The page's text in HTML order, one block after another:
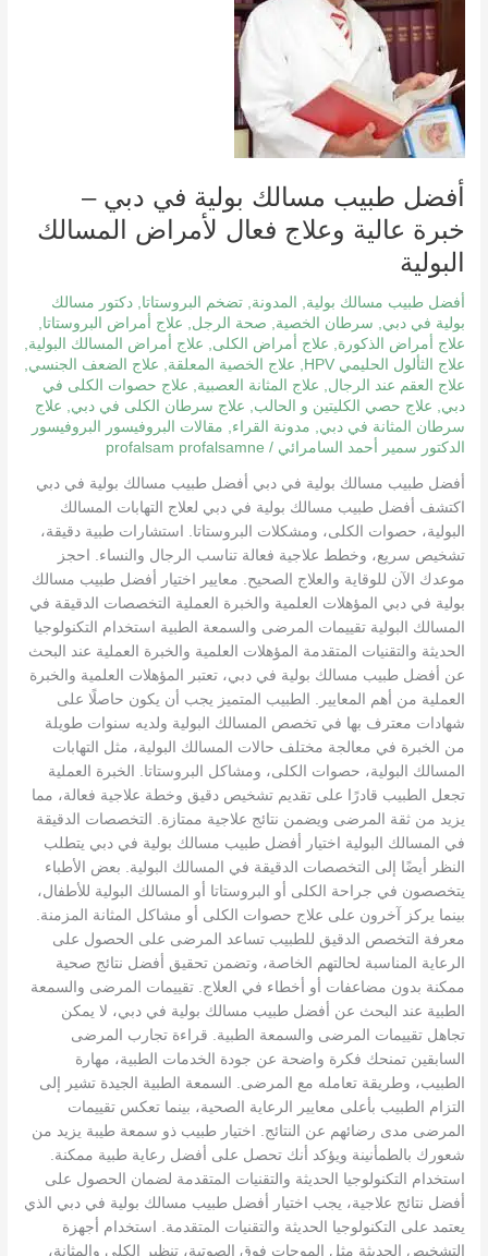
أفضل طبيب مسالك بولية في دبي –
خبرة عالية وعلاج فعال لأمراض المسالك
البولية
أفضل طبيب مسالك بولية المدونة ,تضخم البروستاتا ,دكتور مسالك
بولية في دبي
سرطان الخصية صحة الرجل علاج أمراض البروستاتا
علاج أمراض الذكورة
علاج أمراض الكلى علاج أمراض المسالك البولية
علاج الثألول الحليمي HPV
علاج الخصية المعلقة علاج الضعف الجنسي
علاج العقم عند الرجال
علاج المثانة العصبية
علاج حصوات الكلى في
دبي
علاج حصي الكليتين و الحالب علاج سرطان الكلى في دبي
علاج
سرطان المثانة في دبي
مدونة القراء
مقالات البروفيسور البروفيسور
الدكتور سمير أحمد السامرائي /
profalsam profalsamne
أفضل طبيب مسالك بولية في دبي أفضل طبيب مسالك بولية في دبي
اكتشف أفضل طبيب مسالك بولية في دبي لعلاج التهابات المسالك
البولية، حصوات الكلى، ومشكلات البروستاتا. استشارات طبية دقيقة،
تشخيص سريع، وخطط علاجية فعالة تناسب الرجال والنساء. احجز
موعدك الآن للوقاية والعلاج الصحيح. معايير اختيار أفضل طبيب مسالك
بولية في دبي المؤهلات العلمية والخبرة العملية التخصصات الدقيقة في
المسالك البولية تقييمات المرضى والسمعة الطبية استخدام التكنولوجيا
الحديثة والتقنيات المتقدمة المؤهلات العلمية والخبرة العملية عند البحث
عن أفضل طبيب مسالك بولية في دبي، تعتبر المؤهلات العلمية والخبرة
العملية من أهم المعايير. الطبيب المتميز يجب أن يكون حاصلًا على
شهادات معترف بها في تخصص المسالك البولية ولديه سنوات طويلة
من الخبرة في معالجة مختلف حالات المسالك البولية، مثل التهابات
المسالك البولية، حصوات الكلى، ومشاكل البروستاتا. الخبرة العملية
تجعل الطبيب قادرًا على تقديم تشخيص دقيق وخطة علاجية فعالة، مما
يزيد من ثقة المرضى ويضمن نتائج علاجية ممتازة. التخصصات الدقيقة
في المسالك البولية اختيار أفضل طبيب مسالك بولية في دبي يتطلب
النظر أيضًا إلى التخصصات الدقيقة في المسالك البولية. بعض الأطباء
يتخصصون في جراحة الكلى أو البروستاتا أو المسالك البولية للأطفال،
بينما يركز آخرون على علاج حصوات الكلى أو مشاكل المثانة المزمنة.
معرفة التخصص الدقيق للطبيب تساعد المرضى على الحصول على
الرعاية المناسبة لحالتهم الخاصة، وتضمن تحقيق أفضل نتائج صحية
ممكنة بدون مضاعفات أو أخطاء في العلاج. تقييمات المرضى والسمعة
الطبية عند البحث عن أفضل طبيب مسالك بولية في دبي، لا يمكن
تجاهل تقييمات المرضى والسمعة الطبية. قراءة تجارب المرضى
السابقين تمنحك فكرة واضحة عن جودة الخدمات الطبية، مهارة
الطبيب، وطريقة تعامله مع المرضى. السمعة الطبية الجيدة تشير إلى
التزام الطبيب بأعلى معايير الرعاية الصحية، بينما تعكس تقييمات
المرضى مدى رضائهم عن النتائج. اختيار طبيب ذو سمعة طيبة يزيد من
شعورك بالطمأنينة ويؤكد أنك تحصل على أفضل رعاية طبية ممكنة.
استخدام التكنولوجيا الحديثة والتقنيات المتقدمة لضمان الحصول على
أفضل نتائج علاجية، يجب اختيار أفضل طبيب مسالك بولية في دبي الذي
يعتمد على التكنولوجيا الحديثة والتقنيات المتقدمة. استخدام أجهزة
التشخيص الحديثة مثل الموجات فوق الصوتية، تنظير الكلى والمثانة،
خبرة
عالية
وعلاج
فعال
المسالك
البولية